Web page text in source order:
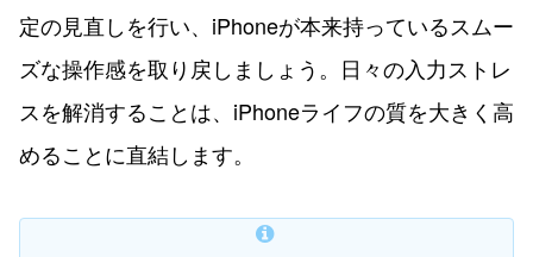
定の見直しを行い、iPhoneが本来持っているスムー
ズな操作感を取り戻しましょう。日々の入力ストレ
スを解消することは、iPhoneライフの質を大きく高
めることに直結します。